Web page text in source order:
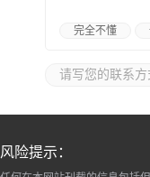
完全不懂
风险提示：